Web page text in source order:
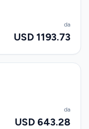
da
USD 1193.73
da
USD 643.28